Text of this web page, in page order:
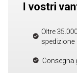
I vostri
Oltre
spedizione
Consegna